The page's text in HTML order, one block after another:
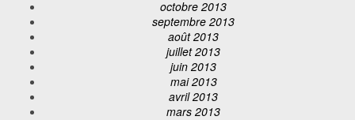
octobre 2013
septembre 2013
août 2013
juillet 2013
juin 2013
mai 2013
avril 2013
mars 2013